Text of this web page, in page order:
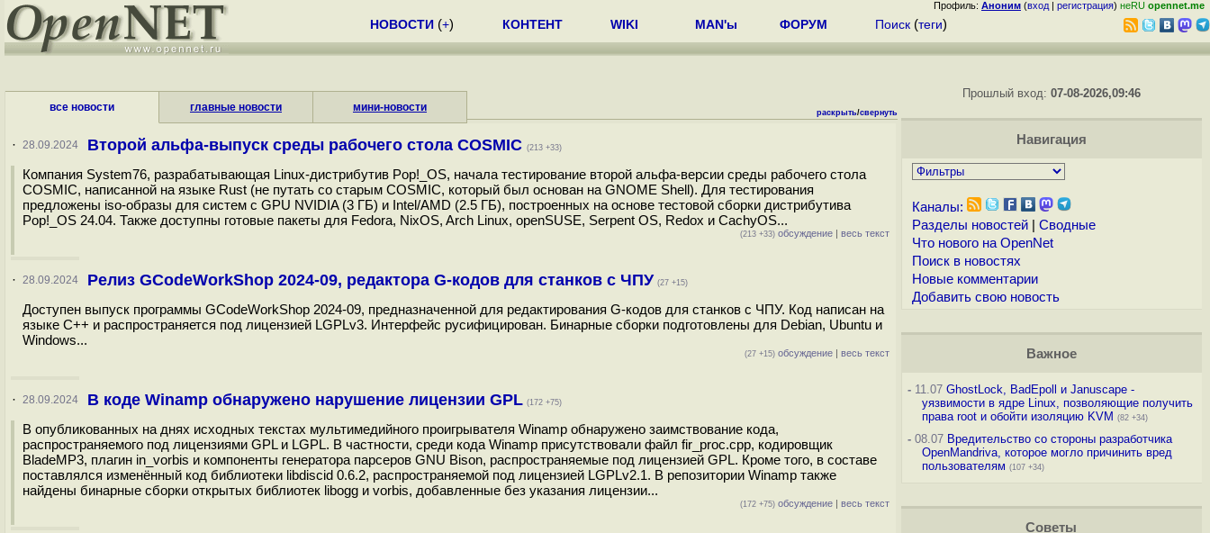
Профиль: Аноним (вход | регистрация) неRU opennet.me
НОВОСТИ (+) КОНТЕНТ WIKI MAN'ы ФОРУМ Поиск (теги)
все новости главные новости мини-новости раскрыть/свернуть
· 28.09.2024 Второй альфа-выпуск среды рабочего стола COSMIC (213 +33)
Компания System76, разрабатывающая Linux-дистрибутив Pop!_OS, начала тестирование второй альфа-версии среды рабочего стола
COSMIC, написанной на языке Rust (не путать со старым COSMIC, который был основан на GNOME Shell). Для тестирования
предложены iso-образы для систем с GPU NVIDIA (3 ГБ) и Intel/AMD (2.5 ГБ), построенных на основе тестовой сборки дистрибутива
Pop!_OS 24.04. Также доступны готовые пакеты для Fedora, NixOS, Arch Linux, openSUSE, Serpent OS, Redox и CachyOS...
(213 +33) обсуждение | весь текст
· 28.09.2024 Релиз GCodeWorkShop 2024-09, редактора G-кодов для станков с ЧПУ (27 +15)
Доступен выпуск программы GCodeWorkShop 2024-09, предназначенной для редактирования G-кодов для станков с ЧПУ. Код написан на
языке C++ и распространяется под лицензией LGPLv3. Интерфейс русифицирован. Бинарные сборки подготовлены для Debian, Ubuntu и
Windows...
(27 +15) обсуждение | весь текст
· 28.09.2024 В коде Winamp обнаружено нарушение лицензии GPL (172 +75)
В опубликованных на днях исходных текстах мультимедийного проигрывателя Winamp обнаружено заимствование кода,
распространяемого под лицензиями GPL и LGPL. В частности, среди кода Winamp присутствовали файл fir_proc.cpp, кодировщик
BladeMP3, плагин in_vorbis и компоненты генератора парсеров GNU Bison, распространяемые под лицензией GPL. Кроме того, в составе
поставлялся изменённый код библиотеки libdiscid 0.6.2, распространяемой под лицензией LGPLv2.1. В репозитории Winamp также
найдены бинарные сборки открытых библиотек libogg и vorbis, добавленные без указания лицензии...
(172 +75) обсуждение | весь текст
Прошлый вход:07-08-2026,09:46
Навигация
Каналы:
Разделы новостей| Сводные
Что нового на OpenNet
Поиск в новостях
Новые комментарии
Добавить свою новость
Важное
-11.07 GhostLock, BadEpoll и Januscape -
уязвимости в ядре Linux, позволяющие получить
права root и обойти изоляцию KVM (82 +34)
-08.07 Вредительство со стороны разработчика
OpenMandriva, которое могло причинить вред
пользователям (107 +34)
Советы